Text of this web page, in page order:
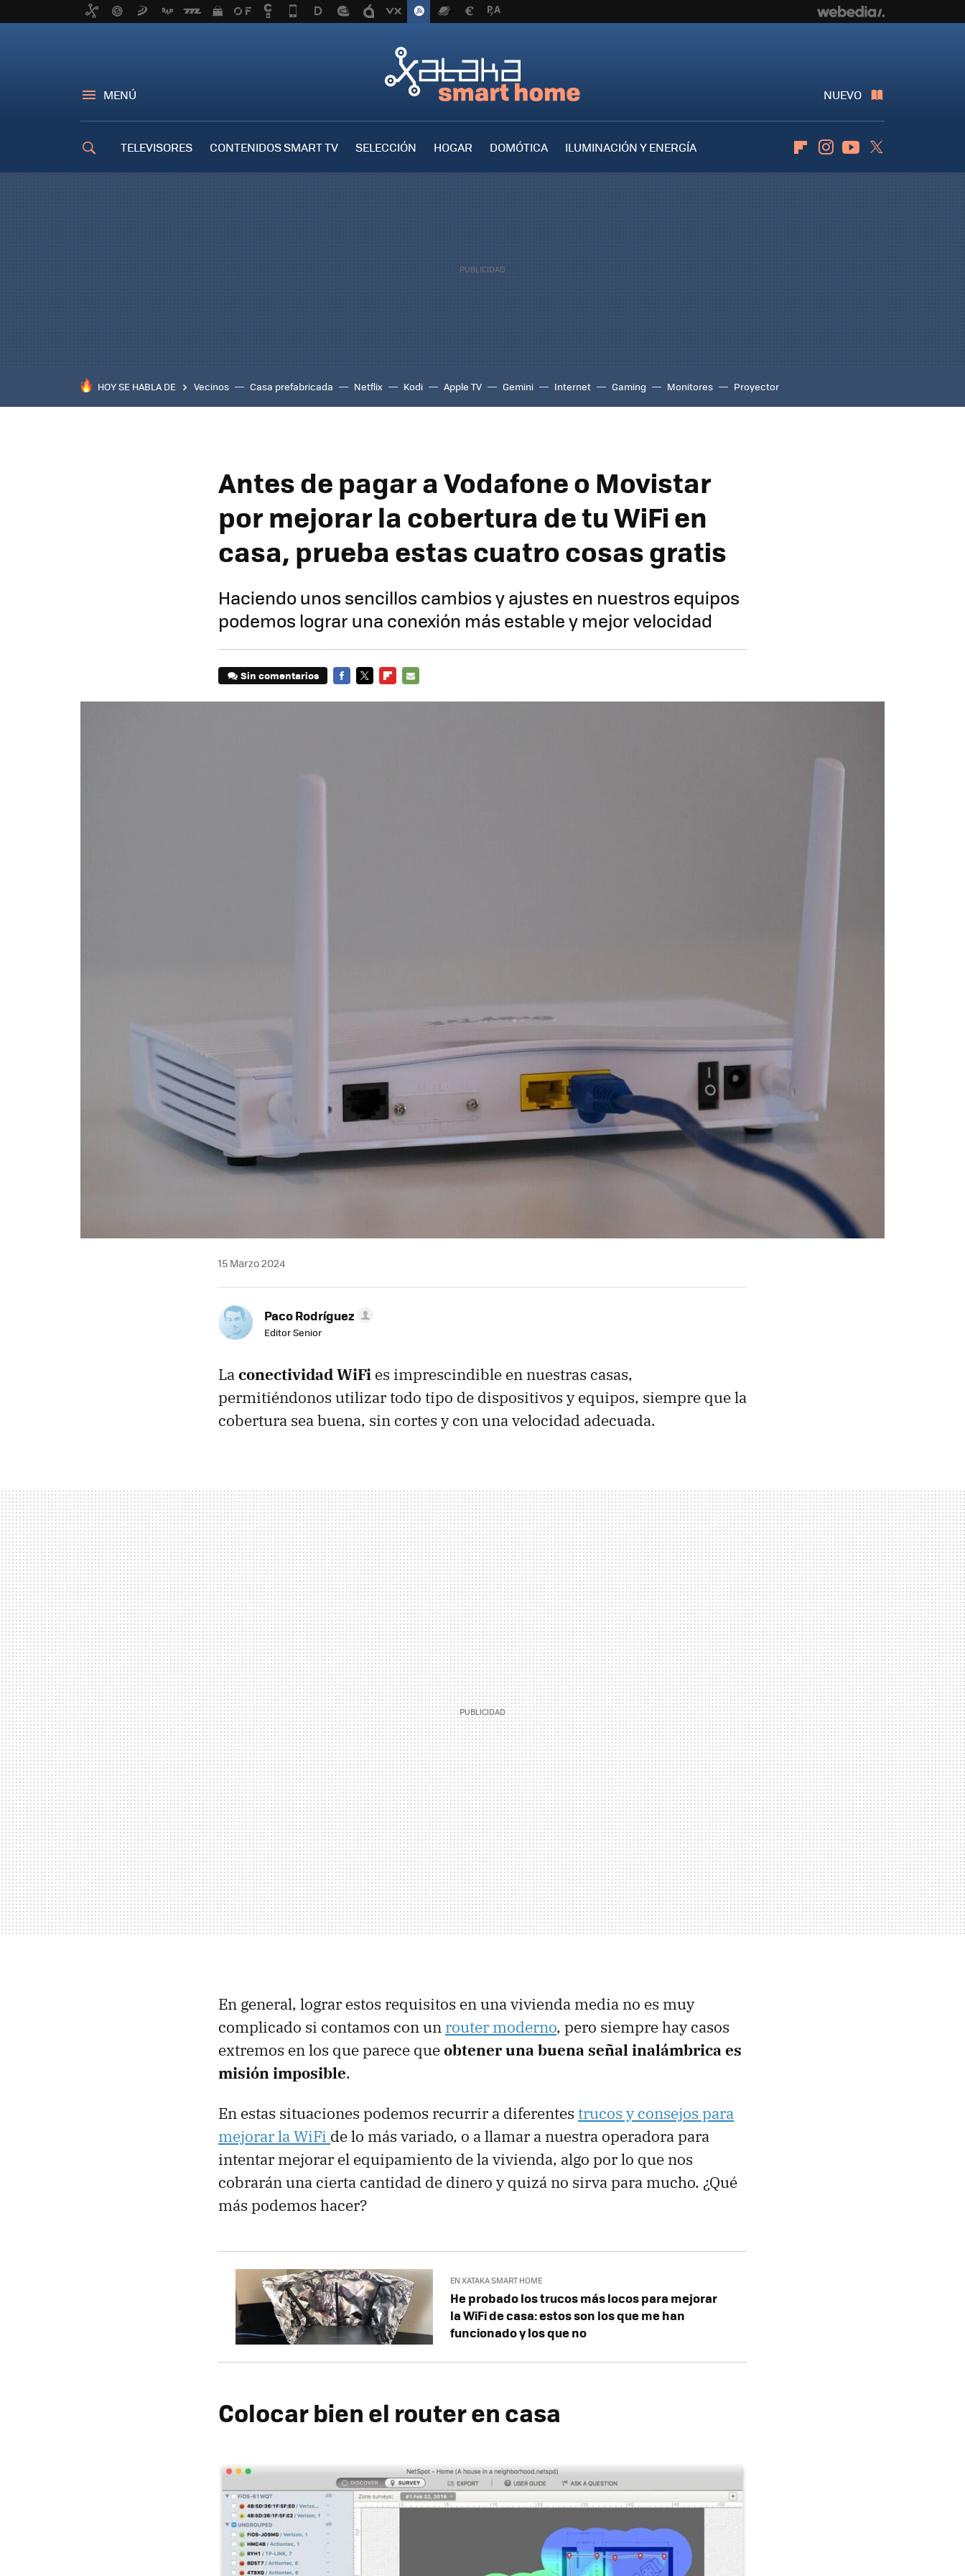
MENÚ NUEVO
TELEVISORES CONTENIDOS SMART TV SELECCIÓN HOGAR DOMÓTICA
ILUMINACIÓN Y ENERGÍA
FlipboardInstagramYoutube
HOY SE HABLA DE Vecinos Casa prefabricada Netflix Kodi Apple TV Gemini Internet Gaming Monitores Proyector
Antes de pagar a Vodafone o Movistar
por mejorar la cobertura de tu WiFi en
casa, prueba estas cuatro cosas gratis
Haciendo unos sencillos cambios y ajustes en nuestros equipos
podemos lograr una conexión más estable y mejor velocidad
Sin comentarios
15 Marzo 2024
Paco Rodríguez
Editor Senior
Laconectividad WiFi es imprescindible en nuestras casas,
permitiéndonos utilizar todo tipo de dispositivos y equipos, siempre que la
cobertura sea buena, sin cortes y con una velocidad adecuada.
En general, lograr estos requisitos en una vivienda media no es muy
complicado si contamos con un router moderno, pero siempre hay casos
extremos en los que parece queobtener una buena señal inalámbrica es
misión imposible.
En estas situaciones podemos recurrir a diferentes trucos y consejos para
mejorar la WiFi de lo más variado, o a llamar a nuestra operadora para
intentar mejorar el equipamiento de la vivienda, algo por lo que nos
cobrarán una cierta cantidad de dinero y quizá no sirva para mucho. ¿Qué
más podemos hacer?
EN XATAKA SMART HOME
He probado los trucos más locos para mejorar
la WiFi de casa: estos son los que me han
funcionado y los que no
Colocar bien el router en casa